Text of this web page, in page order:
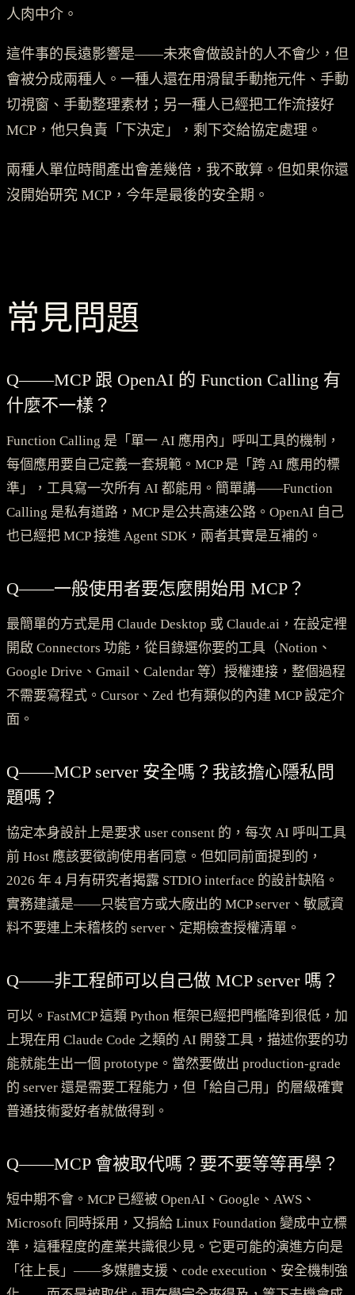
人肉中介。
這件事的長遠影響是——未來會做設計的人不會少，但
會被分成兩種人。一種人還在用滑鼠手動拖元件、手動
切視窗、手動整理素材；另一種人已經把工作流接好
MCP，他只負責「下決定」，剩下交給協定處理。
兩種人單位時間產出會差幾倍，我不敢算。但如果你還
沒開始研究 MCP，今年是最後的安全期。
常見問題
Q——MCP 跟 OpenAI 的 Function Calling 有
什麼不一樣？
Function Calling 是「單一 AI 應用內」呼叫工具的機制，
每個應用要自己定義一套規範。MCP 是「跨 AI 應用的標
準」，工具寫一次所有 AI 都能用。簡單講——Function
Calling 是私有道路，MCP 是公共高速公路。OpenAI 自己
也已經把 MCP 接進 Agent SDK，兩者其實是互補的。
Q——一般使用者要怎麼開始用 MCP？
最簡單的方式是用 Claude Desktop 或 Claude.ai，在設定裡
開啟 Connectors 功能，從目錄選你要的工具（Notion、
Google Drive、Gmail、Calendar 等）授權連接，整個過程
不需要寫程式。Cursor、Zed 也有類似的內建 MCP 設定介
面。
Q——MCP server 安全嗎？我該擔心隱私問
題嗎？
協定本身設計上是要求 user consent 的，每次 AI 呼叫工具
前 Host 應該要徵詢使用者同意。但如同前面提到的，
2026 年 4 月有研究者揭露 STDIO interface 的設計缺陷。
實務建議是——只裝官方或大廠出的 MCP server、敏感資
料不要連上未稽核的 server、定期檢查授權清單。
Q——非工程師可以自己做 MCP server 嗎？
可以。FastMCP 這類 Python 框架已經把門檻降到很低，加
上現在用 Claude Code 之類的 AI 開發工具，描述你要的功
能就能生出一個 prototype。當然要做出 production-grade
的 server 還是需要工程能力，但「給自己用」的層級確實
普通技術愛好者就做得到。
Q——MCP 會被取代嗎？要不要等等再學？
短中期不會。MCP 已經被 OpenAI、Google、AWS、
Microsoft 同時採用，又捐給 Linux Foundation 變成中立標
準，這種程度的產業共識很少見。它更可能的演進方向是
「往上長」——多媒體支援、code execution、安全機制強